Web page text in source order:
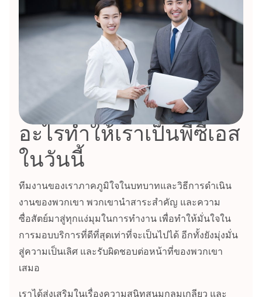
อะไรทำให้เราเป็นพีซีเอส
ในวันนี้
ทีมงานของเราภาคภูมิใจในบทบาทและวิธีการดำเนิน
งานของพวกเขา พวกเขานำสาระสำคัญ และความ
ซื่อสัตย์มาสู่ทุกแง่มุมในการทำงาน เพื่อทำให้มั่นใจใน
การมอบบริการที่ดีที่สุดเท่าที่จะเป็นไปได้ อีกทั้งยังมุ่งมั่น
สู่ความเป็นเลิศ และรับผิดชอบต่อหน้าที่ของพวกเขา
เสมอ
เราได้ส่งเสริมในเรื่องความสนิทสนมกลมเกลียว และ